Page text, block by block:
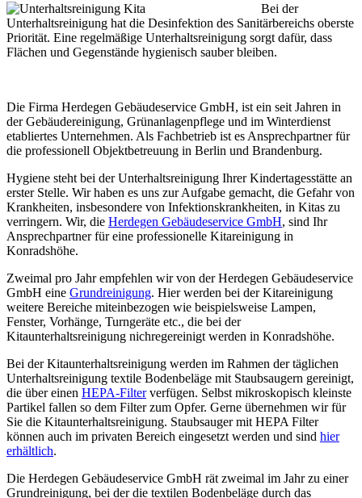
Bei der
Unterhaltsreinigung hat die Desinfektion des Sanitärbereichs oberste
Priorität. Eine regelmäßige Unterhaltsreinigung sorgt dafür, dass
Flächen und Gegenstände hygienisch sauber bleiben.
Die Firma Herdegen Gebäudeservice GmbH, ist ein seit Jahren in
der Gebäudereinigung, Grünanlagenpflege und im Winterdienst
etabliertes Unternehmen. Als Fachbetrieb ist es Ansprechpartner für
die professionell Objektbetreuung in Berlin und Brandenburg.
Hygiene steht bei der Unterhaltsreinigung Ihrer Kindertagesstätte an
erster Stelle. Wir haben es uns zur Aufgabe gemacht, die Gefahr von
Krankheiten, insbesondere von Infektionskrankheiten, in Kitas zu
verringern. Wir, die Herdegen Gebäudeservice GmbH, sind Ihr
Ansprechpartner für eine professionelle Kitareinigung in
Konradshöhe.
Zweimal pro Jahr empfehlen wir von der Herdegen Gebäudeservice
GmbH eine Grundreinigung. Hier werden bei der Kitareinigung
weitere Bereiche miteinbezogen wie beispielsweise Lampen,
Fenster, Vorhänge, Turngeräte etc., die bei der
Kitaunterhaltsreinigung nichregereinigt werden in Konradshöhe.
Bei der Kitaunterhaltsreinigung werden im Rahmen der täglichen
Unterhaltsreinigung textile Bodenbeläge mit Staubsaugern gereinigt,
die über einen HEPA-Filterverfügen. Selbst mikroskopisch kleinste
Partikel fallen so dem Filter zum Opfer. Gerne übernehmen wir für
Sie die Kitaunterhaltsreinigung. Staubsauger mit HEPA Filter
können auch im privaten Bereich eingesetzt werden und sind hier
erhältlich.
Die Herdegen Gebäudeservice GmbH rät zweimal im Jahr zu einer
Grundreinigung, bei der die textilen Bodenbeläge durch das